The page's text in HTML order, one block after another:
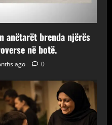
anëtarët brenda njërës
në botë.
ago 0